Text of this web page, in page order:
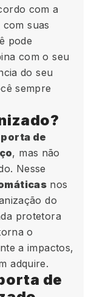
com a
com suas
pode
com o seu
do seu
sempre
porta de
, mas não
Nesse
nos
do
protetora
o
a impactos,
adquire.
de